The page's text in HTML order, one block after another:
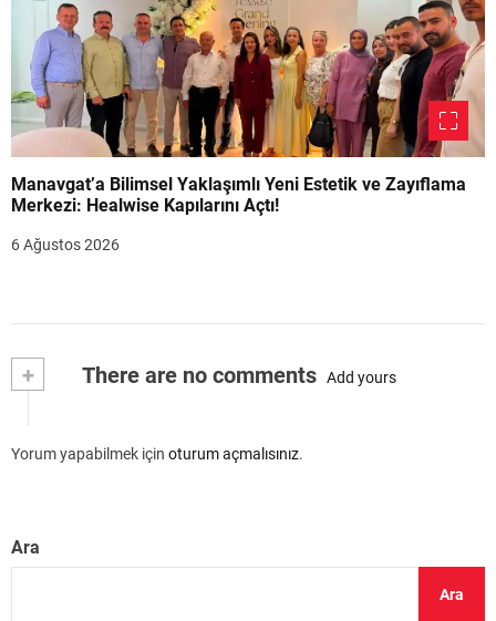
Manavgat’a Bilimsel Yaklaşımlı Yeni Estetik ve Zayıflama
Merkezi: Healwise Kapılarını Açtı!
6 Ağustos 2026
+ There are no comments Add yours
Yorum yapabilmek için oturum açmalısınız.
Ara
Ara